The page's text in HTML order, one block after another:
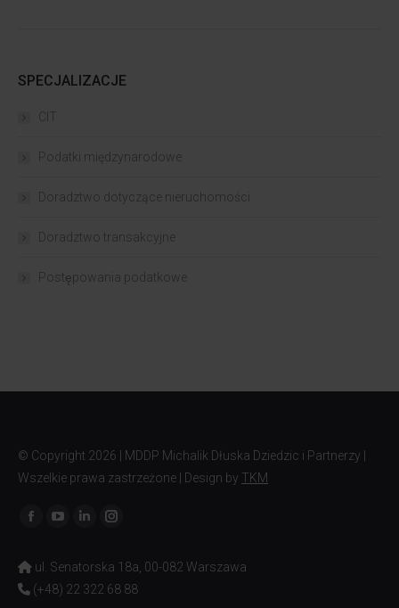
SPECJALIZACJE
CIT
Podatki międzynarodowe
Doradztwo dotyczące nieruchomości
Doradztwo transakcyjne
Postępowania podatkowe
© Copyright 2026 | MDDP Michalik Dłuska Dziedzic i Partnerzy |
Wszelkie prawa zastrzeżone | Design by TKM
Znajdź nas na:
ul. Senatorska 18a, 00-082 Warszawa
(+48) 22 322 68 88